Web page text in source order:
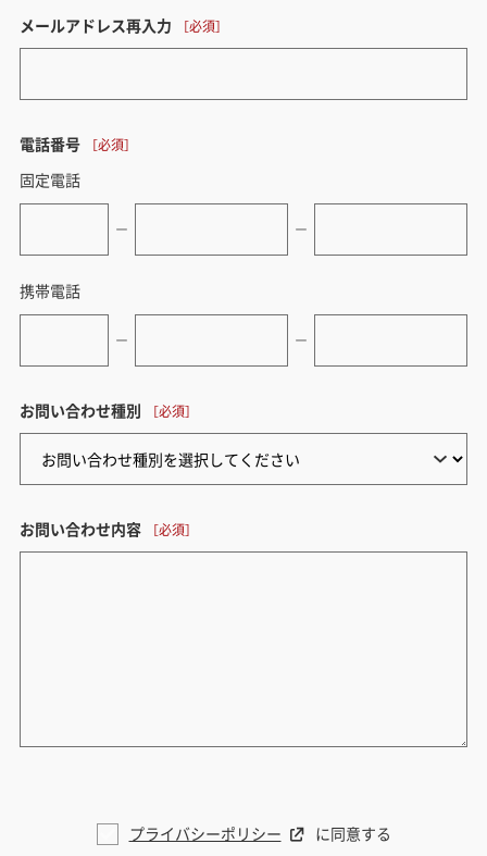
メールアドレス再入力
電話番号
固定電話
ー ー
携帯電話
ー ー
お問い合わせ種別
お問い合わせ内容
プライバシーポリシー に同意する